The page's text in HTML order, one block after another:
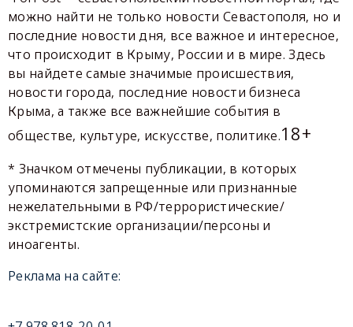
можно найти не только новости Севастополя, но и
последние новости дня, все важное и интересное,
что происходит в Крыму, России и в мире. Здесь
вы найдете самые значимые происшествия,
новости города, последние новости бизнеса
Крыма, а также все важнейшие события в
обществе, культуре, искусстве, политике.18+
* Значком отмечены публикации, в которых
упоминаются запрещенные или признанные
нежелательными в РФ/террористические/
экстремистские организации/персоны и
иноагенты.
Реклама на сайте: